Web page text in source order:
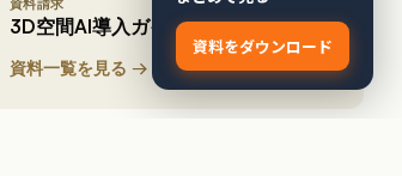
3D空間AI導入ガイド
資料一覧を見る →
資料をダウンロード